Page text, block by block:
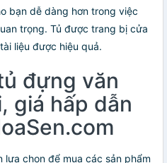
bạn dễ dàng hơn trong việc
trọng. Tủ được trang bị cửa
liệu được hiệu quả.
đựng văn
giá hấp dẫn
chọn để mua các sản phẩm